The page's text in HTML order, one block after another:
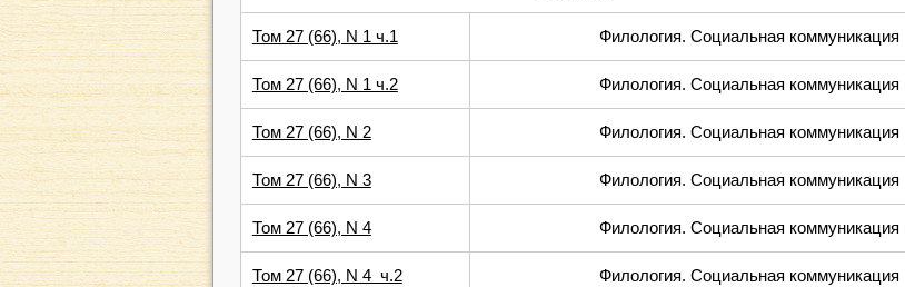
Том 27 (66), N 1 ч.1 Филология. Социальная коммуникация
Том 27 (66), N 1 ч.2 Филология. Социальная коммуникация
Том 27 (66), N 2 Филология. Социальная коммуникация
Том 27 (66), N 3 Филология. Социальная коммуникация
Том 27 (66), N 4 Филология. Социальная коммуникация
Том 27 (66), N 4 ч.2 Филология. Социальная коммуникация